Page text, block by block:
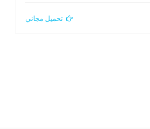
تحميل مجاني